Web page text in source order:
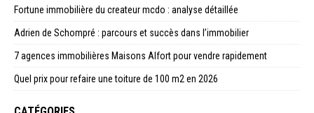
Fortune immobilière du createur mcdo : analyse détaillée
Adrien de Schompré : parcours et succès dans l’immobilier
7 agences immobilières Maisons Alfort pour vendre rapidement
Quel prix pour refaire une toiture de 100 m2 en 2026